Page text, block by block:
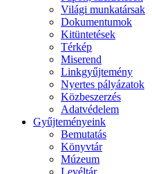
Világi munkatársak
Dokumentumok
Kitüntetések
Térkép
Miserend
Linkgyűjtemény
Nyertes pályázatok
Közbeszerzés
Adatvédelem
Gyűjteményeink
Bemutatás
Könyvtár
Múzeum
Levéltár